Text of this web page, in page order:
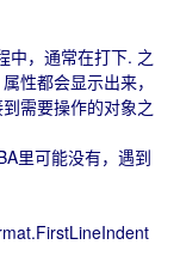
中，通常在打下. 之
性都会显示出来，
需要操作的对象之
里可能没有，遇到